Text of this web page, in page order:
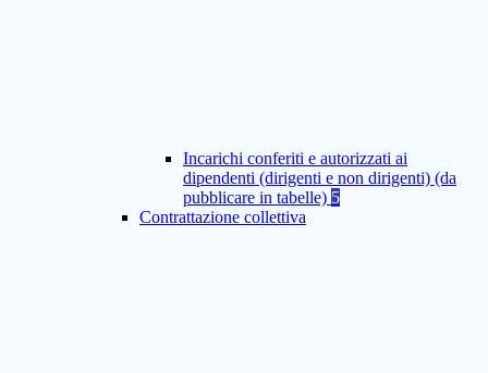
Incarichi conferiti e autorizzati ai
dipendenti (dirigenti e non dirigenti) (da
pubblicare in tabelle) 5
Contrattazione collettiva